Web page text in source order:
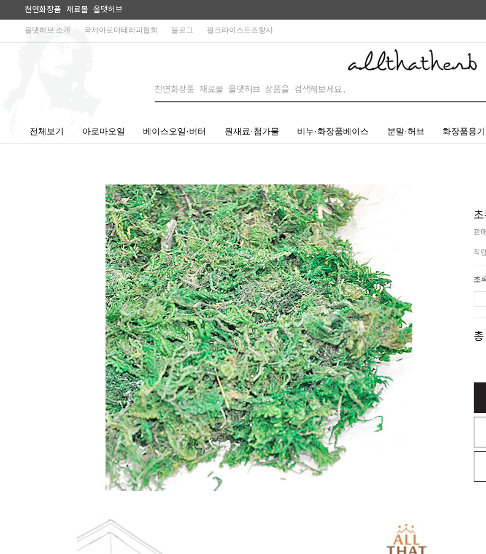
천연화장품 재료몰 올댓허브
올댓허브 소개 국제아로마테라피협회 블로그 필크라이스트조향사
전체보기 아로마오일 베이스오일·버터 원재료·첨가물 비누·화장품베이스 분말·허브 화장품용기
판
적
초